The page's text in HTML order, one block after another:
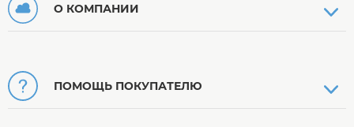
О КОМПАНИИ
ПОМОЩЬ ПОКУПАТЕЛЮ